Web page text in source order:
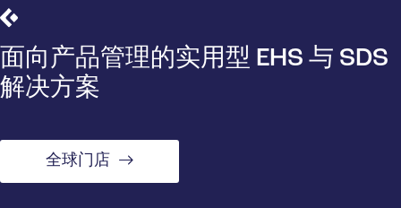
面向产品管理的实用型 EHS 与 SDS
解决方案
全球门店